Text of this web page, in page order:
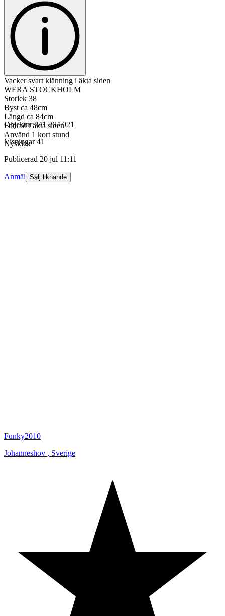
Vacker svart klänning i äkta siden
WERA STOCKHOLM
Storlek 38
Byst ca 48cm
Längd ca 84cm
Fodrad i äkta siden
Använd 1 kort stund
Nyskick
Objektnr 741 264 921
Visningar 41
Publicerad 20 jul 11:11
Anmäl Sälj liknande
Funky2010
Johanneshov , Sverige